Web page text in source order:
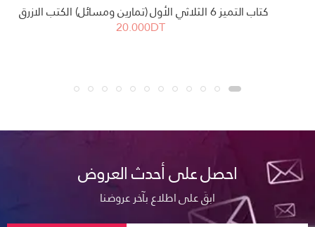
كتاب التميز 6 الثلاثي الأول (تمارين ومسائل) الكتب الازرق
20.000DT
احصل على أحدث العروض
ابقَ على اطلاع بآخر عروضنا